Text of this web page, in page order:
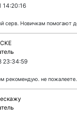
14:20:16
серв. Новичкам помогают
23:34:59
рекомендую. не